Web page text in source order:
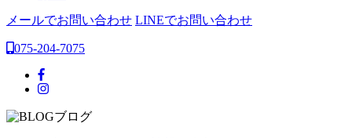
メールでお問い合わせ LINEでお問い合わせ
075-204-7075
ブログ